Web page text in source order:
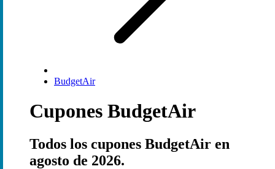
BudgetAir
Cupones BudgetAir
Todos los cupones BudgetAir en
agosto de 2026.